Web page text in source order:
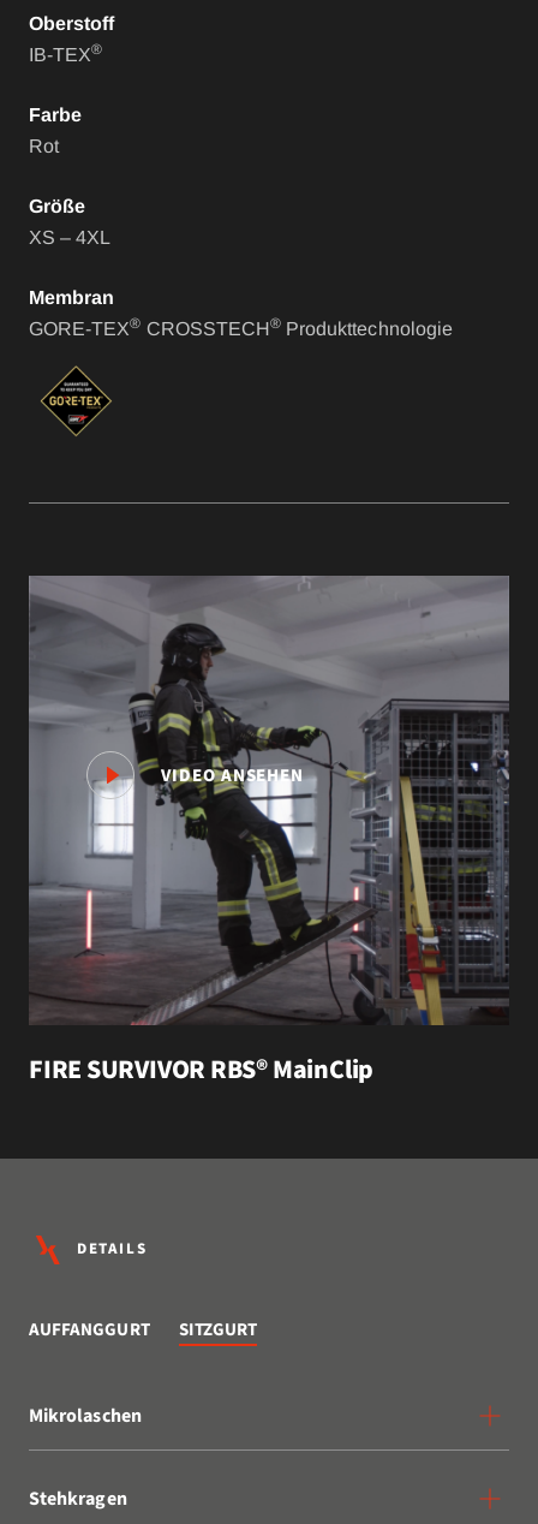
Oberstoff
IB-TEX®
Farbe
Rot
Größe
XS – 4XL
Membran
GORE-TEX® CROSSTECH® Produkttechnologie
FIRE SURVIVOR RBS® MainClip
VIDEO ANSEHEN
DETAILS
AUFFANGGURT SITZGURT
Mikrolaschen
Stehkragen